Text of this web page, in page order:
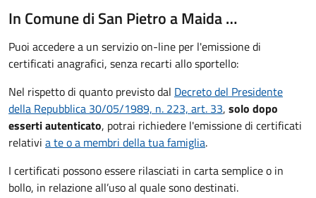
In Comune di San Pietro a Maida …
Puoi accedere a un servizio on-line per l'emissione di
certificati anagrafici, senza recarti allo sportello:
Nel rispetto di quanto previsto dal Decreto del Presidente
della Repubblica 30/05/1989, n. 223, art. 33, solo dopo
esserti autenticato, potrai richiedere l'emissione di certificati
relativi a te o a membri della tua famiglia.
I certificati possono essere rilasciati in carta semplice o in
bollo, in relazione all’uso al quale sono destinati.